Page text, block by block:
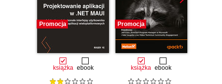
Promocja
książka ebook
Promocja
książka ebook